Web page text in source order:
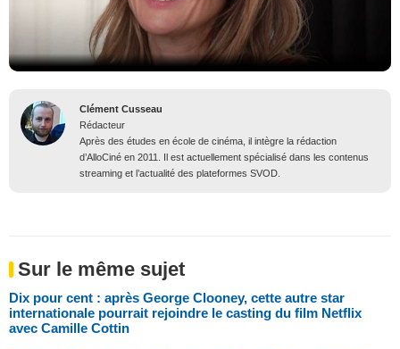
Clément Cusseau
Rédacteur
Après des études en école de cinéma, il intègre la rédaction
d’AlloCiné en 2011. Il est actuellement spécialisé dans les contenus
streaming et l’actualité des plateformes SVOD.
Sur le même sujet
Dix pour cent : après George Clooney, cette autre star
internationale pourrait rejoindre le casting du film Netflix
avec Camille Cottin